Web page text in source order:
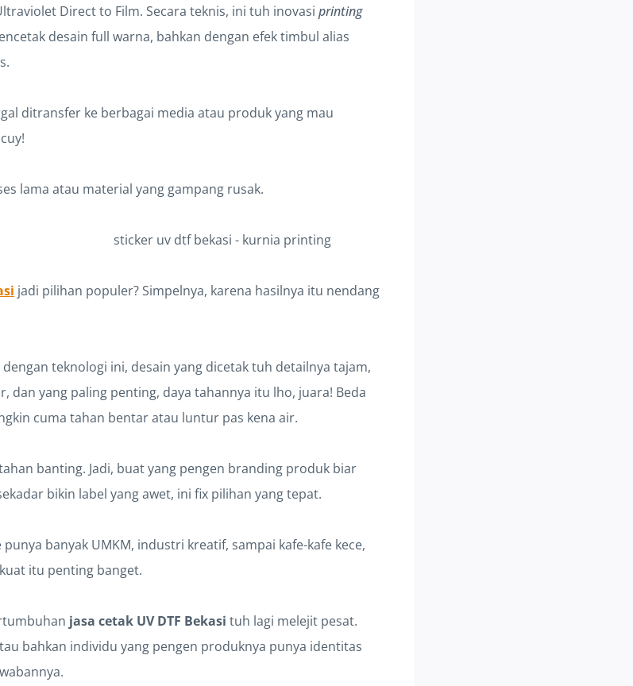
Direct to Film. Secara teknis, ini tuh inovasi printing
desain full warna, bahkan dengan efek timbul alias
ditransfer ke berbagai media atau produk yang mau
lama atau material yang gampang rusak.
jadi pilihan populer? Simpelnya, karena hasilnya itu nendang
teknologi ini, desain yang dicetak tuh detailnya tajam,
dan yang paling penting, daya tahannya itu lho, juara! Beda
cuma tahan bentar atau luntur pas kena air.
banting. Jadi, buat yang pengen branding produk biar
bikin label yang awet, ini fix pilihan yang tepat.
banyak UMKM, industri kreatif, sampai kafe-kafe kece,
itu penting banget.
jasa cetak UV DTF Bekasi tuh lagi melejit pesat.
bahkan individu yang pengen produknya punya identitas